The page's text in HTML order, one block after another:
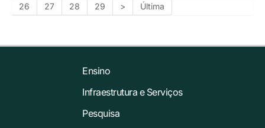
26
27 28 29 > Última
Ensino
Infraestrutura e Serviços
Pesquisa